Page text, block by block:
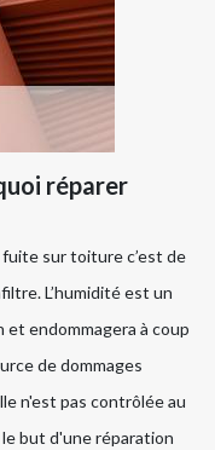
réparer
sur toiture c’est de
L’humidité est un
endommagera à coup
de dommages
n'est pas contrôlée au
but d'une réparation